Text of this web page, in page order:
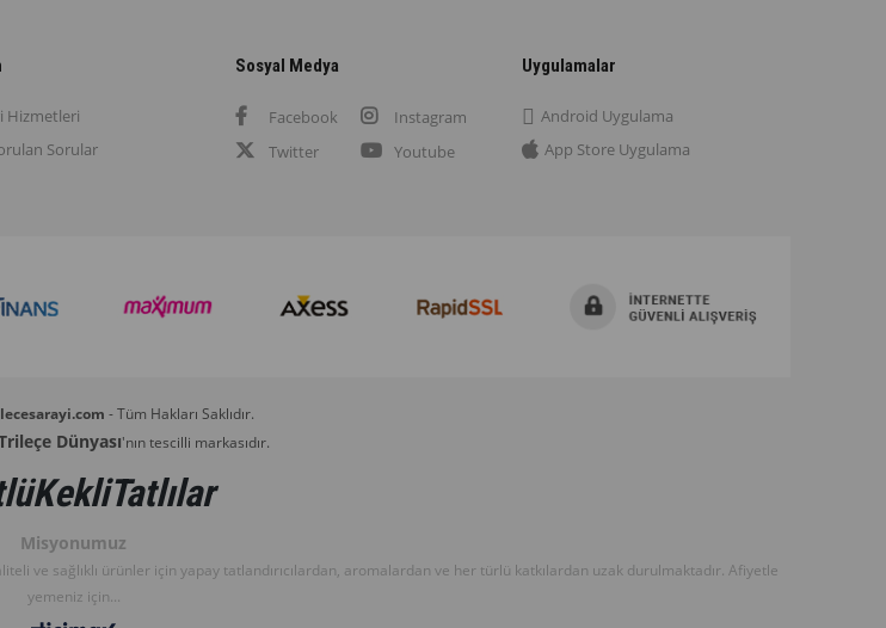
Hizmetleri
Sorular
Sosyal Medya
Facebook
Instagram
Twitter
Youtube
Uygulamalar
Android Uygulama
App Store Uygulama
- Tüm Hakları Saklıdır.
Dünyası'nın tescilli markasıdır.
Misyonumuz
ve sağlıklı ürünler için yapay tatlandırıcılardan, aromalardan ve her türlü katkılardan uzak durulmaktadır. Afiyetle
yemeniz için...